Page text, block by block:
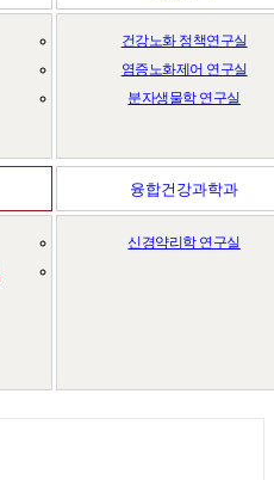
건강노화 정책연구실
염증노화제어 연구실
분자생물학 연구실
융합건강과학과
신경약리학 연구실